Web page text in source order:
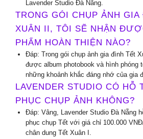
Lavender Studio Đà Nẵng.
TRONG GÓI CHỤP ẢNH
XUÂN II, TÔI SẼ NHẬN
PHẨM HOÀN THIỆN NÀO?
Đáp: Trong gói chụp ảnh gia đình Tết
được album photobook và hình phóng
những khoảnh khắc đáng nhớ của gia
LAVENDER STUDIO CÓ HỖ
PHỤC CHỤP ẢNH KHÔNG?
Đáp: Vâng, Lavender Studio Đà Nẵng
phục chụp Tết với giá chỉ 100.000
chân dung Tết Xuân I.